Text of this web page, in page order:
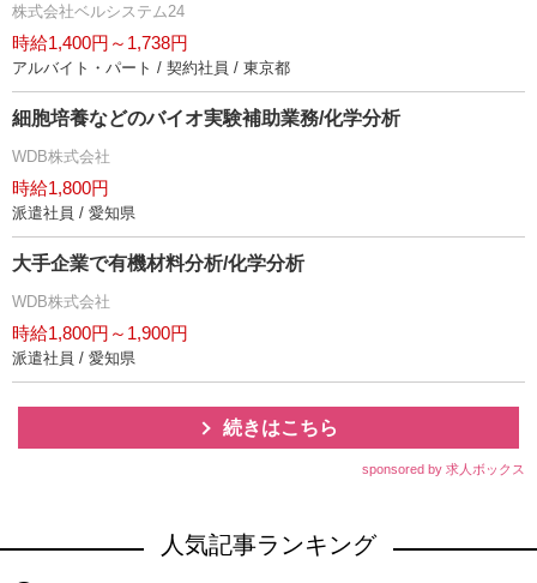
株式会社ベルシステム24
時給1,400円～1,738円
アルバイト・パート / 契約社員 / 東京都
細胞培養などのバイオ実験補助業務/化学分析
WDB株式会社
時給1,800円
派遣社員 / 愛知県
大手企業で有機材料分析/化学分析
WDB株式会社
時給1,800円～1,900円
派遣社員 / 愛知県
続きはこちら
sponsored by 求人ボックス
人気記事ランキング